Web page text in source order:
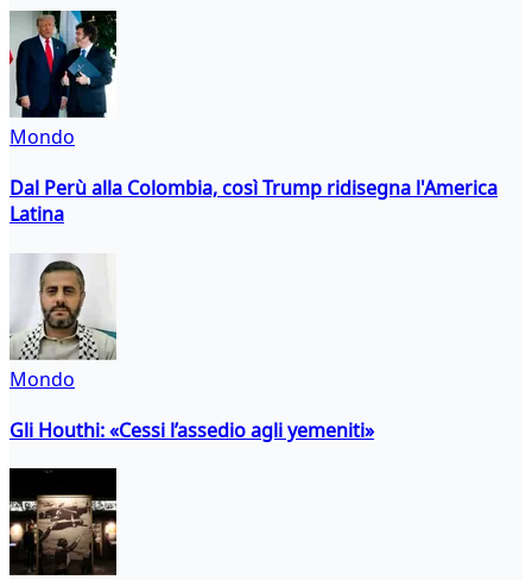
Mondo
Dal Perù alla Colombia, così Trump ridisegna l'America
Latina
Mondo
Gli Houthi: «Cessi l’assedio agli yemeniti»